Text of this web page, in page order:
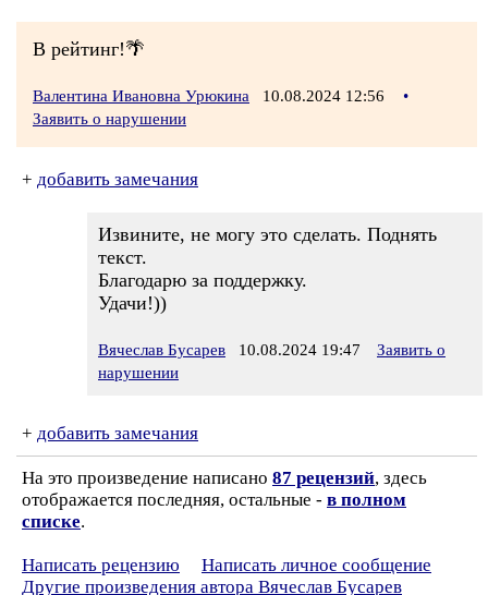
В рейтинг!🌴
Валентина Ивановна Урюкина 10.08.2024 12:56
•
Заявить о нарушении
+ добавить замечания
Извините, не могу это сделать. Поднять
текст.
Благодарю за поддержку.
Удачи!))
Вячеслав Бусарев 10.08.2024 19:47
Заявить о
нарушении
+ добавить замечания
На это произведение написано 87 рецензий, здесь
отображается последняя, остальные - в полном
списке.
Написать рецензию
Написать личное сообщение
Другие произведения автора Вячеслав Бусарев